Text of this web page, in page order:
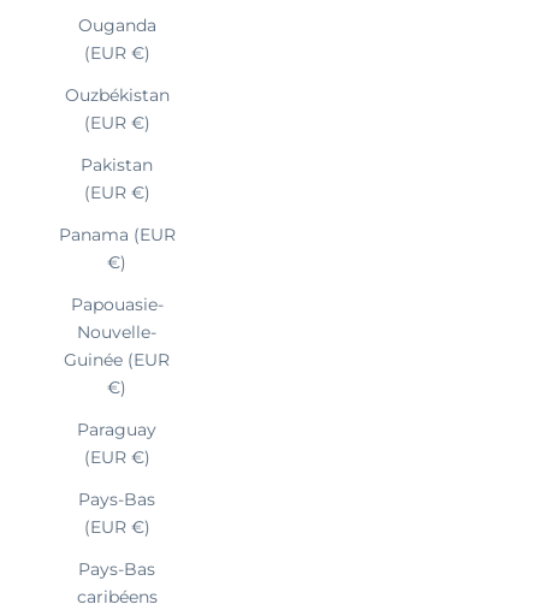
Ouganda
(EUR €)
Ouzbékistan
(EUR €)
Pakistan
(EUR €)
Panama (EUR
€)
Papouasie-
Nouvelle-
Guinée (EUR
€)
Paraguay
(EUR €)
Pays-Bas
(EUR €)
Pays-Bas
caribéens